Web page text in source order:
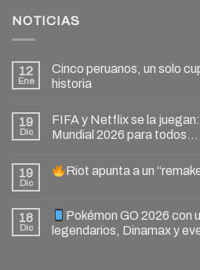
NOTICIAS
12
Ene
Cinco peruanos, un solo
historia
19
Dic
FIFA y Netflix se la
Mundial 2026 para
19
Dic
Riot apunta a un
18
Dic
Pokémon GO 2026 con
legendarios, Dinamax y